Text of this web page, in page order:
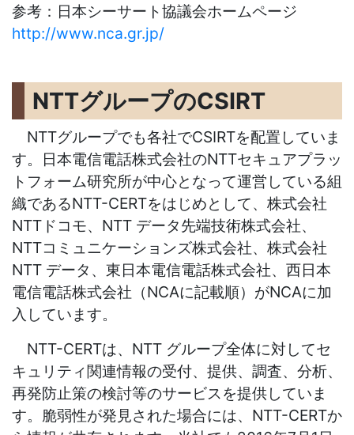
参考：日本シーサート協議会ホームページ
http://www.nca.gr.jp/
NTTグループのCSIRT
NTTグループでも各社でCSIRTを配置していま
す。日本電信電話株式会社のNTTセキュアプラッ
トフォーム研究所が中心となって運営している組
織であるNTT-CERTをはじめとして、株式会社
NTTドコモ、NTT データ先端技術株式会社、
NTTコミュニケーションズ株式会社、株式会社
NTT データ、東日本電信電話株式会社、西日本
電信電話株式会社（NCAに記載順）がNCAに加
入しています。
NTT-CERTは、NTT グループ全体に対してセ
キュリティ関連情報の受付、提供、調査、分析、
再発防止策の検討等のサービスを提供していま
す。脆弱性が発見された場合には、NTT-CERTか